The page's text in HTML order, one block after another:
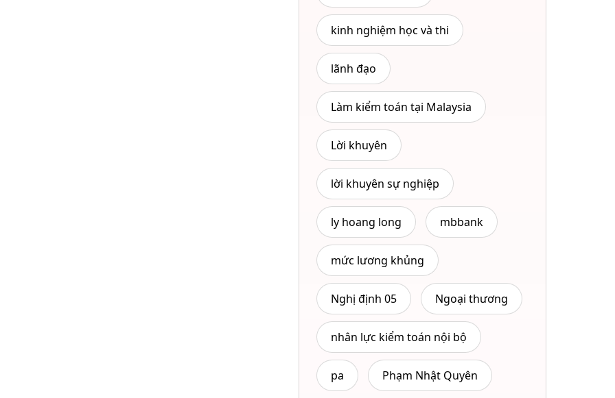
kinh nghiệm học và thi
lãnh đạo
Làm kiểm toán tại Malaysia
Lời khuyên
lời khuyên sự nghiệp
ly hoang long mbbank
mức lương khủng
Nghị định 05 Ngoại thương
nhân lực kiểm toán nội bộ
pa Phạm Nhật Quyên